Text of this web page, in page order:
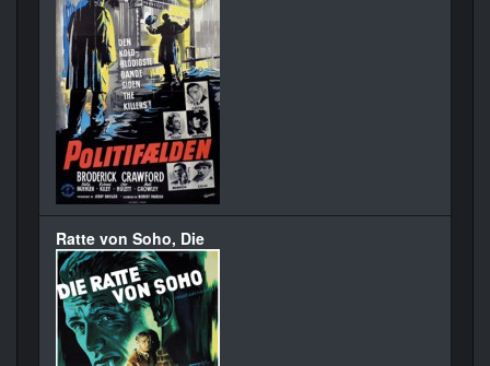
Ratte von Soho, Die